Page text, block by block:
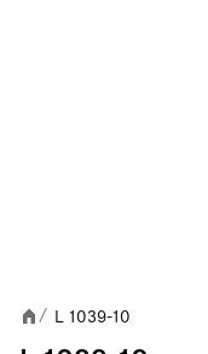
/ L 1039-10